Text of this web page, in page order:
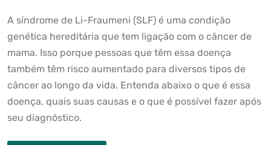
A síndrome de Li-Fraumeni (SLF) é uma condição
genética hereditária que tem ligação com o câncer de
mama. Isso porque pessoas que têm essa doença
também têm risco aumentado para diversos tipos de
câncer ao longo da vida. Entenda abaixo o que é essa
doença, quais suas causas e o que é possível fazer após
seu diagnóstico.